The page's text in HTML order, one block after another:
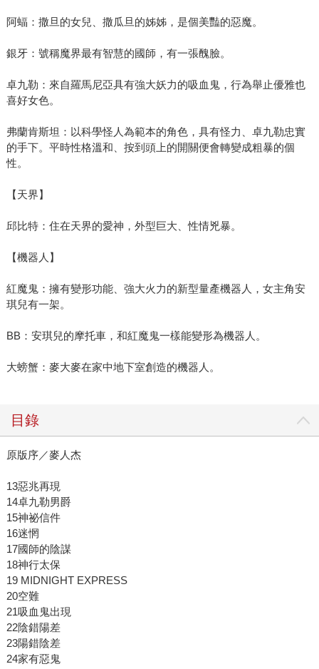
阿蝠：撒旦的女兒、撒瓜旦的姊姊，是個美豔的惡魔。
銀牙：號稱魔界最有智慧的國師，有一張醜臉。
卓九勒：來自羅馬尼亞具有強大妖力的吸血鬼，行為舉止優雅也
喜好女色。
弗蘭肯斯坦：以科學怪人為範本的角色，具有怪力、卓九勒忠實
的手下。平時性格溫和、按到頭上的開關便會轉變成粗暴的個
性。
【天界】
邱比特：住在天界的愛神，外型巨大、性情兇暴。
【機器人】
紅魔鬼：擁有變形功能、強大火力的新型量產機器人，女主角安
琪兒有一架。
BB：安琪兒的摩托車，和紅魔鬼一樣能變形為機器人。
大螃蟹：麥大麥在家中地下室創造的機器人。
目錄
原版序／麥人杰
13惡兆再現
14卓九勒男爵
15神祕信件
16迷惘
17國師的陰謀
18神行太保
19 MIDNIGHT EXPRESS
20空難
21吸血鬼出現
22陰錯陽差
23陽錯陰差
24家有惡鬼